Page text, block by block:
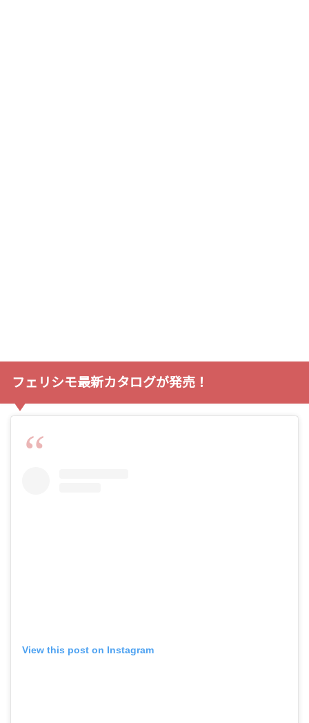
フェリシモ最新カタログが発売！
View this post on Instagram